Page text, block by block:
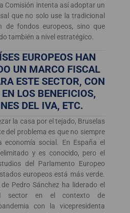
Comisión intenta así adoptar un
que no solo use la tradicional
de fondos europeos, sino que
también a nivel estratégico.
EUROPEOS HAN
UN MARCO FISCAL
ESTE SECTOR, CON
LOS BENEFICIOS,
DEL IVA, ETC.
la casa por el tejado, Bruselas
del problema es que no siempre
economía social. En España el
y es conocido, pero el
del Parlamento Europeo
europeos está más verde.
Pedro Sánchez ha liderado el
sector en el contexto de
con la vicepresidenta